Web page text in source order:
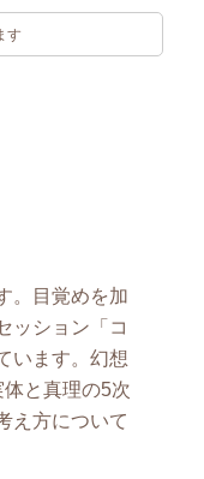
す
。目覚めを加
ッション「コ
います。幻想
と真理の5次
え方について